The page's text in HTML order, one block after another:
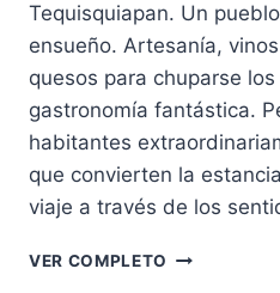
Tequisquiapan. Un
ensueño. Artesanía,
quesos para chuparse
gastronomía fantástica.
habitantes
que convierten la
viaje a través de los
VER COMPLETO